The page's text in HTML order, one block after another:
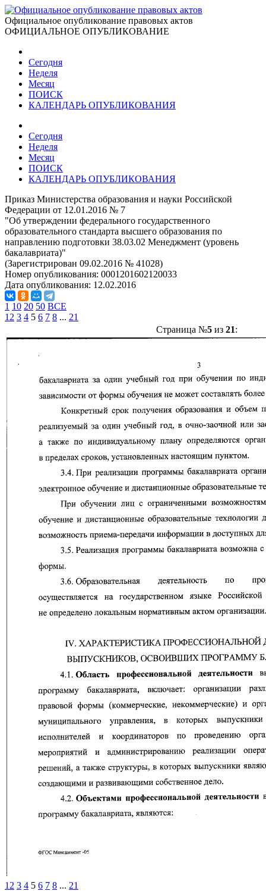
Официальное опубликование правовых актов
ОФИЦИАЛЬНОЕ ОПУБЛИКОВАНИЕ
Сегодня
Неделя
Месяц
ПОИСК
КАЛЕНДАРЬ ОПУБЛИКОВАНИЯ
Сегодня
Неделя
Месяц
ПОИСК
КАЛЕНДАРЬ ОПУБЛИКОВАНИЯ
Приказ Министерства образования и науки Российской
Федерации от 12.01.2016 № 7
"Об утверждении федерального государственного
образовательного стандарта высшего образования по
направлению подготовки 38.03.02 Менеджмент (уровень
бакалавриата)"
(Зарегистрирован 09.02.2016 № 41028)
Номер опубликования: 0001201602120033
Дата опубликования: 12.02.2016
1 10 20 50 ВСЕ
1 2 3 4 5 6 7 8 ... 21
Страница №5из 21:
1 2 3 4 5 6 7 8 ... 21